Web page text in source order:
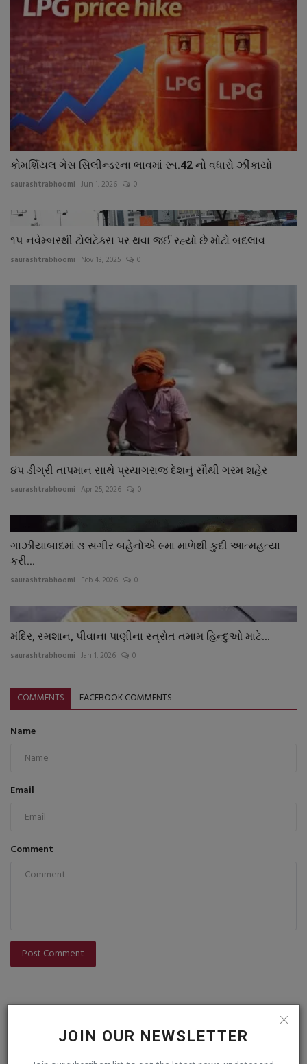
JOIN OUR NEWSLETTER
કોમર્શિયલ ગેસ સિલીન્ડરના ભાવમાં રૂા.42 નો વધારો ઝીંકાયો
saurashtrabhoomi Jun 1, 2026 0
૧૫ નવેમ્બરથી ટોલટેક્સ પર થવા જઈ રહ્યો છે મોટો બદલાવ
saurashtrabhoomi Nov 13, 2025 0
૪પ ડીગ્રી તાપમાન સાથે પ્રયાગરાજ દેશનું સૌથી ગરમ શહેર
saurashtrabhoomi Apr 25, 2026 0
ગાઝીયાબાદમાં ૩ સગીર બહેનોએ ૯મા માળેથી કુદી આત્મહત્યા
કરી...
saurashtrabhoomi Feb 4, 2026 0
મંદિર, સ્મશાન, પીવાના પાણીના સ્ત્રોત તમામ હિન્દુઓ માટે...
saurashtrabhoomi Jan 1, 2026 0
COMMENTS FACEBOOK COMMENTS
Name
Email
Comment
Post Comment